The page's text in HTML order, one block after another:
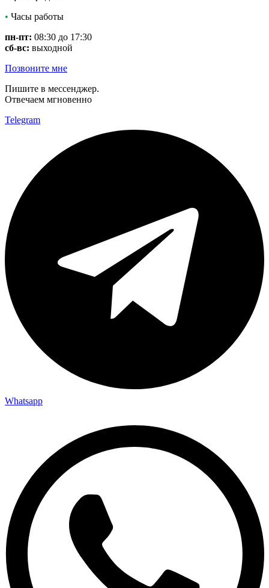
• Часы работы
пн-пт: 08:30 до 17:30
сб-вс: выходной
Позвоните мне
Пишите в мессенджер.
Отвечаем мгновенно
Telegram
Whatsapp